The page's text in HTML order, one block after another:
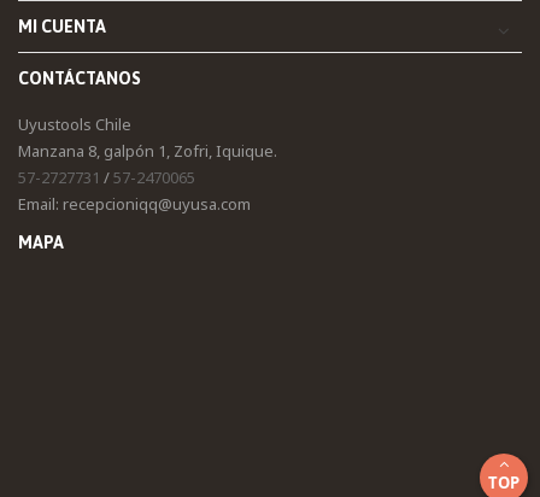
MI CUENTA
CONTÁCTANOS
Uyustools Chile
Manzana 8, galpón 1, Zofri, Iquique.
57-2727731 /57-2470065
Email: recepcioniqq@uyusa.com
MAPA
TOP